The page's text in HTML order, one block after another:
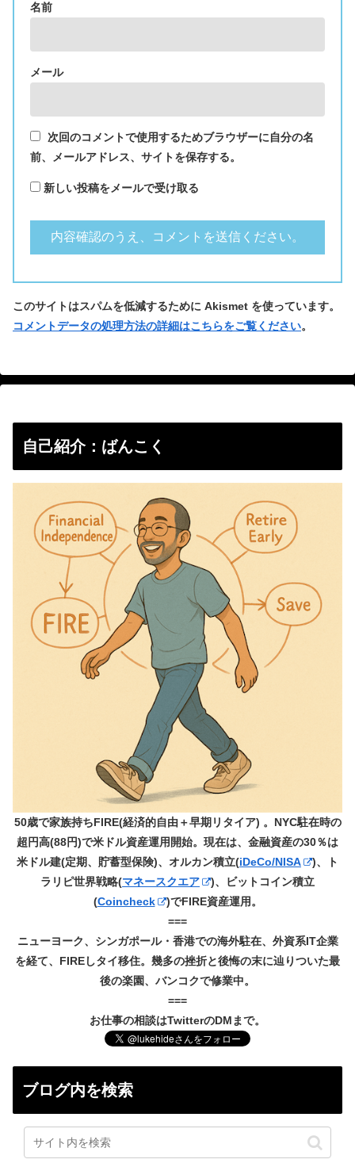
名前
メール
次回のコメントで使用するためブラウザーに自分の名
前、メールアドレス、サイトを保存する。
新しい投稿をメールで受け取る
このサイトはスパムを低減するために Akismet を使っています。
コメントデータの処理方法の詳細はこちらをご覧ください。
自己紹介：ばんこく
50歳で家族持ちFIRE(経済的自由＋早期リタイア) 。NYC駐在時の
超円高(88円)で米ドル資産運用開始。現在は、金融資産の30％は
米ドル建(定期、貯蓄型保険)、オルカン積立(iDeCo/NISA
)、ト
ラリピ世界戦略(マネースクエア
)、ビットコイン積立
(Coincheck
)でFIRE資産運用。
===
ニューヨーク、シンガポール・香港での海外駐在、外資系IT企業
を経て、FIREしタイ移住。幾多の挫折と後悔の末に辿りついた最
後の楽園、バンコクで修業中。
===
お仕事の相談はTwitterのDMまで。
ブログ内を検索